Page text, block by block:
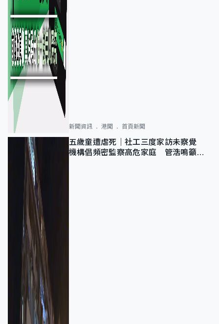
新聞資訊 港聞 首頁新聞
五歲童遭虐死｜社工三度家訪未察覺
機構倡頻密監察高危家庭 管浩鳴籲加